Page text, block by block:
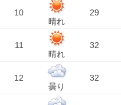
10
晴れ
29
11
晴れ
32
12
曇り
32